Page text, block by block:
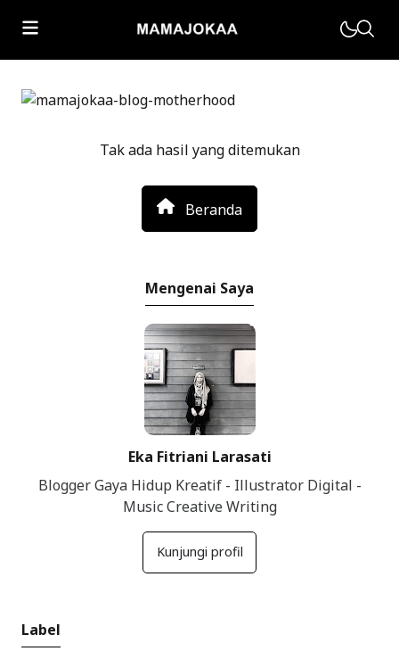
Motherhood
Kuliner Bandung
Tak ada hasil yang ditemukan
Beranda
Mengenai Saya
Eka Fitriani Larasati
Blogger Gaya Hidup Kreatif - Illustrator Digital -
Music Creative Writing
Kunjungi profil
Label